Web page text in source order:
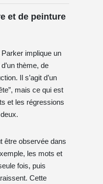
et de peinture
implique un
thème, de
Il s’agit d’un
mais ce qui est
et les régressions
être observée dans
les mots et
fois, puis
Cette